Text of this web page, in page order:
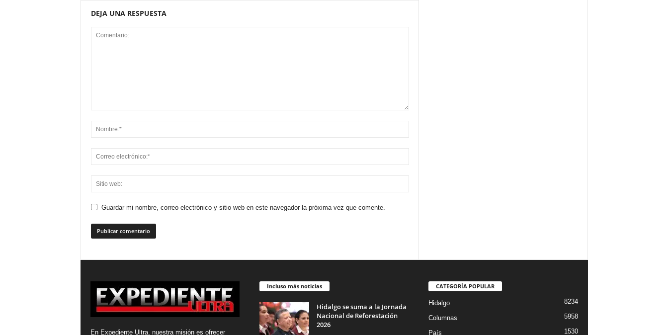
DEJA UNA RESPUESTA
Guardar mi nombre, correo electrónico y sitio web en este navegador la próxima vez que comente.
En Expediente Ultra, nuestra misión es ofrecer
Incluso más noticias
Hidalgo se suma a la Jornada
Nacional de Reforestación
2026
CATEGORÍA POPULAR
Hidalgo 8234
Columnas 5958
País 1530